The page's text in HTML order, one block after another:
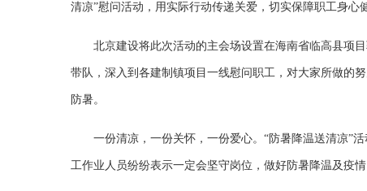
清凉”慰问活动，用实际行动传递关爱，切实保障职工身心
北京建设将此次活动的主会场设置在海南省临高县项目
带队，深入到各建制镇项目一线慰问职工，对大家所做的
防暑。
一份清凉，一份关怀，一份爱心。“防暑降温送清凉”活
工作业人员纷纷表示一定会坚守岗位，做好防暑降温及疫